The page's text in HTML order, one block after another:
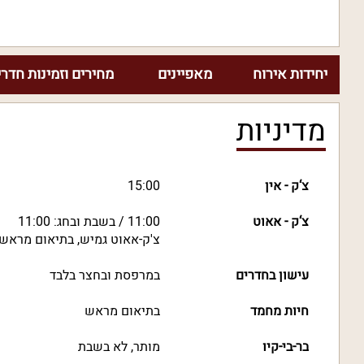
יחידות אירוח מאפיינים מחירים וזמינות
מדיניות
צ‘ק - אין
15:00
צ‘ק - אאוט
11:00 / בשבת ובחג: 11:00
צ'ק-אאוט גמיש, בתיאום מראש
עישון בחדרים
במרפסת ובחצר בלבד
חיות מחמד
בתיאום מראש
בר-בי-קיו
מותר, לא בשבת